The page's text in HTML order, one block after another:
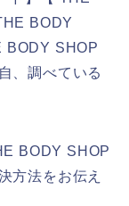
BODY
SHOP
、調べている
BODY SHOP
方法をお伝え